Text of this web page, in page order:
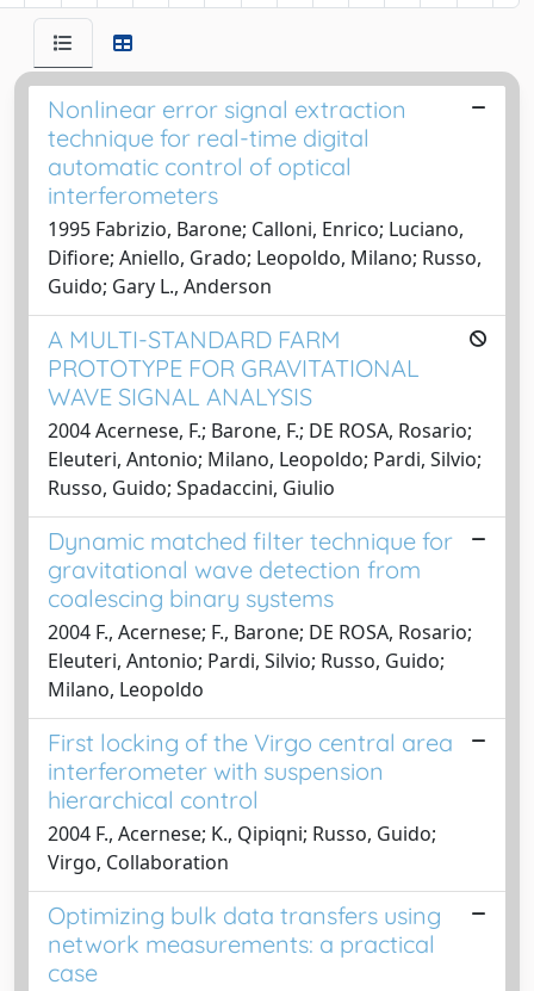
Nonlinear error signal extraction
technique for real-time digital
automatic control of optical
interferometers
1995 Fabrizio, Barone; Calloni, Enrico; Luciano,
Difiore; Aniello, Grado; Leopoldo, Milano; Russo,
Guido; Gary L., Anderson
A MULTI-STANDARD FARM
PROTOTYPE FOR GRAVITATIONAL
WAVE SIGNAL ANALYSIS
2004 Acernese, F.; Barone, F.; DE ROSA, Rosario;
Eleuteri, Antonio; Milano, Leopoldo; Pardi, Silvio;
Russo, Guido; Spadaccini, Giulio
Dynamic matched filter technique for
gravitational wave detection from
coalescing binary systems
2004 F., Acernese; F., Barone; DE ROSA, Rosario;
Eleuteri, Antonio; Pardi, Silvio; Russo, Guido;
Milano, Leopoldo
First locking of the Virgo central area
interferometer with suspension
hierarchical control
2004 F., Acernese; K., Qipiqni; Russo, Guido;
Virgo, Collaboration
Optimizing bulk data transfers using
network measurements: a practical
case